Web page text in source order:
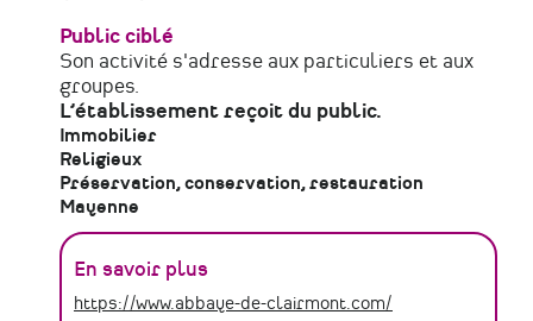
Public ciblé
Son activité s'adresse aux particuliers et aux
groupes.
L’établissement reçoit du public.
Immobilier
Religieux
Préservation, conservation, restauration
Mayenne
En savoir plus
https://www.abbaye-de-clairmont.com/